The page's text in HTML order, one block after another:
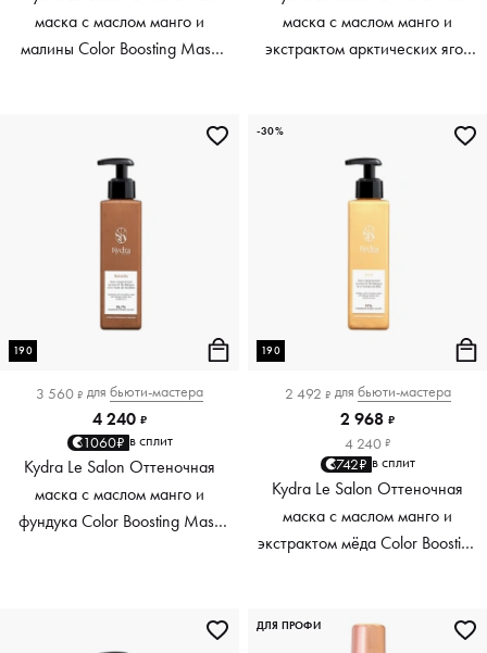
маска с маслом манго и
малины Color Boosting Mask
маска с маслом манго и
экстрактом арктических ягод
190
3 560 ₽ для бьюти-мастера
4 240 ₽
1060₽ в сплит
Kydra Le Salon Оттеночная
маска с маслом манго и
фундука Color Boosting Mask
190
2 492 ₽ для бьюти-мастера
2 968 ₽
4 240 ₽
742₽ в сплит
Kydra Le Salon Оттеночная
маска с маслом манго и
экстрактом мёда Color Boosting
-30%
ДЛЯ ПРОФИ